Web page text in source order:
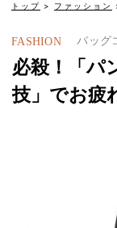
トップ ファッション
FASHION バッグ
必殺！「パ
技」でお疲